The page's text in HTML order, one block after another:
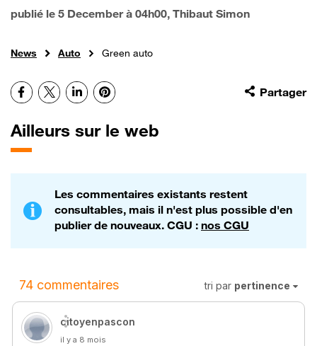
publié le 5 December à 04h00, Thibaut Simon
News Auto Green auto
Partager
Facebook
X LinkedInPinterest
Ailleurs sur le web
Les commentaires existants restent
consultables, mais il n'est plus possible d'en
publier de nouveaux. CGU : nos CGU